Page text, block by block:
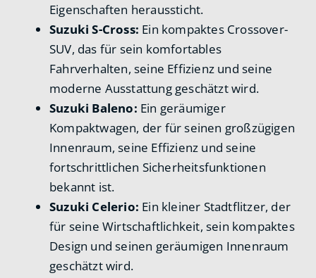
Eigenschaften heraussticht.
Suzuki S-Cross: Ein kompaktes Crossover-
SUV, das für sein komfortables
Fahrverhalten, seine Effizienz und seine
moderne Ausstattung geschätzt wird.
Suzuki Baleno: Ein geräumiger
Kompaktwagen, der für seinen großzügigen
Innenraum, seine Effizienz und seine
fortschrittlichen Sicherheitsfunktionen
bekannt ist.
Suzuki Celerio: Ein kleiner Stadtflitzer, der
für seine Wirtschaftlichkeit, sein kompaktes
Design und seinen geräumigen Innenraum
geschätzt wird.